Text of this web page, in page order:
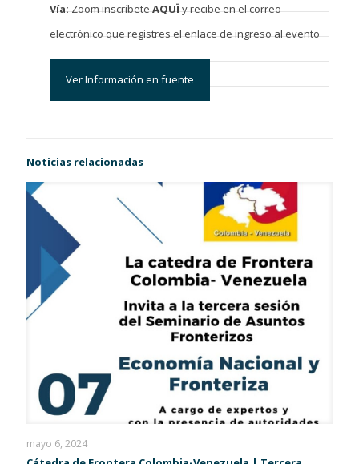
Vía:Zoom inscríbeteAQUÏy recibe en el correo
electrónico que registres el enlace de ingreso al evento
Ver Información en fuente
Noticias relacionadas
mayo 6, 2024